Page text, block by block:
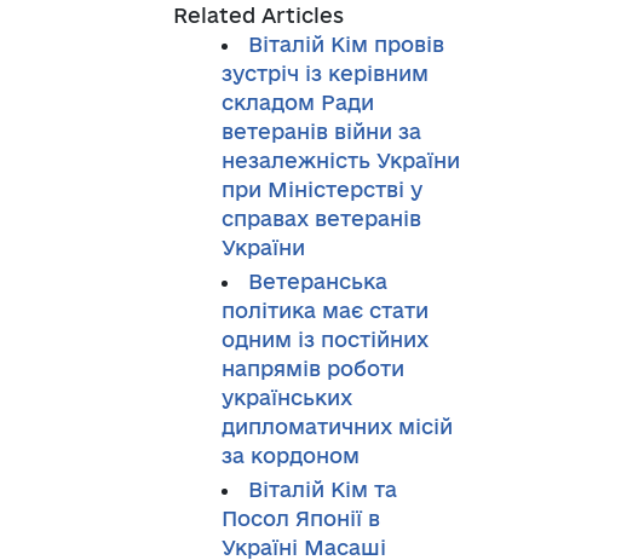
Related Articles
Віталій Кім провів
зустріч із керівним
складом Ради
ветеранів війни за
незалежність України
при Міністерстві у
справах ветеранів
України
Ветеранська
політика має стати
одним із постійних
напрямів роботи
українських
дипломатичних місій
за кордоном
Віталій Кім та
Посол Японії в
Україні Масаші